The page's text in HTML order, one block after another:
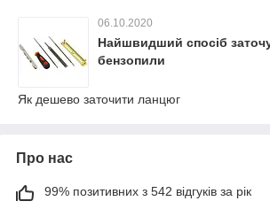
06.10.2020
Найшвидший спосіб
бензопили
Як дешево заточити ланцюг
Про нас
99% позитивних з 542 відгуків за рік